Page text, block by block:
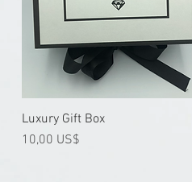
Vista rápida
Luxury Gift Box
Precio
10,00 US$